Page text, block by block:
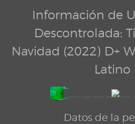
Información de
Descontrolada:
Navidad (2022) D+
Latino
Datos de la